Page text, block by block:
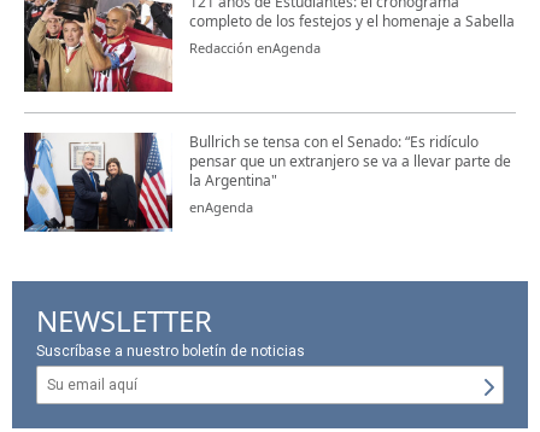
completo de los festejos y el homenaje a Sabella
Redacción enAgenda
Bullrich se tensa con el Senado: “Es ridículo
pensar que un extranjero se va a llevar parte de
la Argentina"
enAgenda
NEWSLETTER
Suscríbase a nuestro boletín de noticias